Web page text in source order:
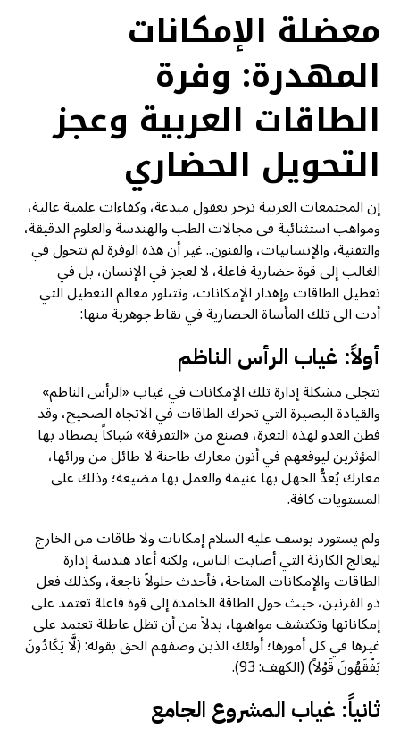
معضلة الإمكانات
المهدرة: وفرة
الطاقات العربية وعجز
التحويل الحضاري
إن المجتمعات العربية تزخر بعقول مبدعة، وكفاءات علمية عالية،
ومواهب استثنائية في مجالات الطب والهندسة والعلوم الدقيقة،
والتقنية، والإنسانيات، والفنون.. غير أن هذه الوفرة لم تتحول في
الغالب إلى قوة حضارية فاعلة، لا لعجز في الإنسان، بل في
تعطيل الطاقات وإهدار الإمكانات، وتتبلور معالم التعطيل التي
أدت الى تلك المأساة الحضارية في نقاط جوهرية منها:
أولاً: غياب الرأس الناظم
تتجلى مشكلة إدارة تلك الإمكانات في غياب «الرأس الناظم»
والقيادة البصيرة التي تحرك الطاقات في الاتجاه الصحيح، وقد
فطن العدو لهذه الثغرة، فصنع من «التفرقة» شباكاً يصطاد بها
المؤثرين ليوقعهم في أتون معارك طاحنة لا طائل من ورائها،
معارك يُعدُّ الجهل بها غنيمة والعمل بها مضيعة؛ وذلك على
المستويات كافة.
ولم يستورد يوسف عليه السلام إمكانات ولا طاقات من الخارج
ليعالج الكارثة التي أصابت الناس، ولكنه أعاد هندسة إدارة
الطاقات والإمكانات المتاحة، فأحدث حلولاً ناجعة، وكذلك فعل
ذو القرنين، حيث حول الطاقة الخامدة إلى قوة فاعلة تعتمد على
إمكاناتها وتكتشف مواهبها، بدلاً من أن تظل عاطلة تعتمد على
غيرها في كل أمورها؛ أولئك الذين وصفهم الحق بقوله: (لَّا يَكَادُونَ
يَفْقَهُونَ قَوْلاً) (الكهف: 93).
ثانياً: غياب المشروع الجامع